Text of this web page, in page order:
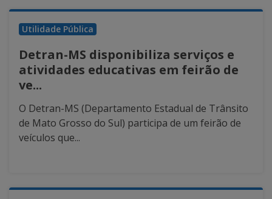
Utilidade Pública
Detran-MS disponibiliza serviços e
atividades educativas em feirão de
ve...
O Detran-MS (Departamento Estadual de Trânsito
de Mato Grosso do Sul) participa de um feirão de
veículos que...